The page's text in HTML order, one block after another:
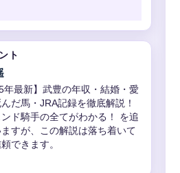
ト
年最新版】大宮駅周辺完全ガイ
・グルメ・お土産・治安・住
さを徹底解説総まとめ！ の背景
助かります。ライブ更新を続け
い。